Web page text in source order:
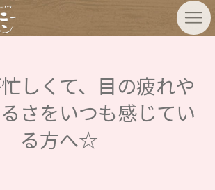
しくて、目の疲れや
さをいつも感じてい
る方へ☆